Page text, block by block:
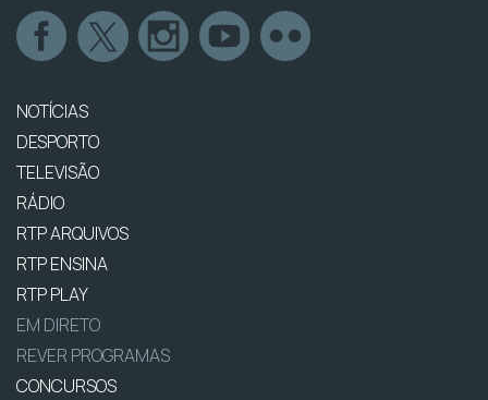
NOTÍCIAS
DESPORTO
TELEVISÃO
RÁDIO
RTP ARQUIVOS
RTP ENSINA
RTP PLAY
EM DIRETO
REVER PROGRAMAS
CONCURSOS